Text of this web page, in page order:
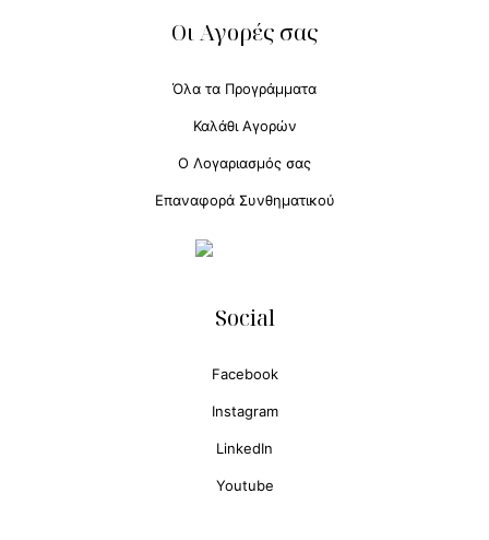
Οι Αγορές σας
Όλα τα Προγράμματα
Καλάθι Αγορών
Ο Λογαριασμός σας
Επαναφορά Συνθηματικού
Social
Facebook
Instagram
LinkedIn
Youtube